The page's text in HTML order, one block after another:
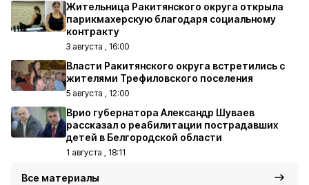
Жительница Ракитянского округа открыла
парикмахерскую благодаря социальному
контракту
3 августа , 16:00
Власти Ракитянского округа встретились с
жителями Трефиловского поселения
5 августа , 12:00
Врио губернатора Александр Шуваев
рассказал о реабилитации пострадавших
детей в Белгородской области
1 августа , 18:11
Все материалы